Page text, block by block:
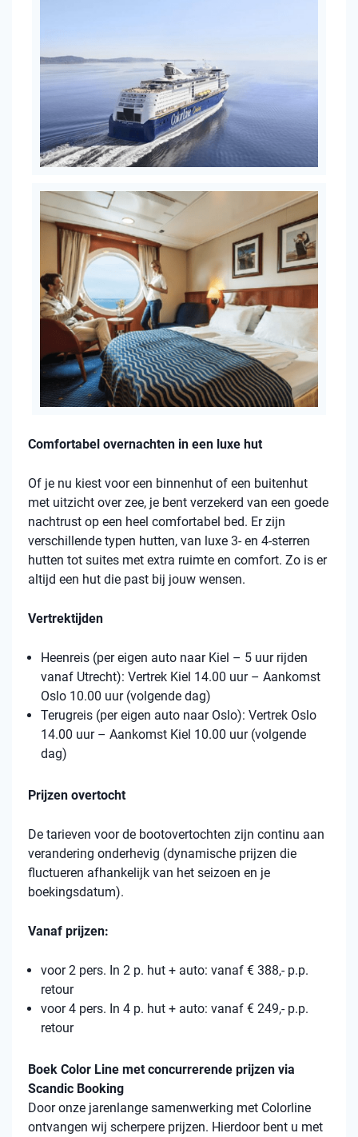
Comfortabel overnachten in een luxe hut
Of je nu kiest voor een binnenhut of een buitenhut
met uitzicht over zee, je bent verzekerd van een goede
nachtrust op een heel comfortabel bed. Er zijn
verschillende typen hutten, van luxe 3- en 4-sterren
hutten tot suites met extra ruimte en comfort. Zo is er
altijd een hut die past bij jouw wensen.
Vertrektijden
Heenreis (per eigen auto naar Kiel – 5 uur rijden
vanaf Utrecht): Vertrek Kiel 14.00 uur – Aankomst
Oslo 10.00 uur (volgende dag)
Terugreis (per eigen auto naar Oslo): Vertrek Oslo
14.00 uur – Aankomst Kiel 10.00 uur (volgende
dag)
Prijzen overtocht
De tarieven voor de bootovertochten zijn continu aan
verandering onderhevig (dynamische prijzen die
fluctueren afhankelijk van het seizoen en je
boekingsdatum).
Vanaf prijzen:
voor 2 pers. In 2 p. hut + auto: vanaf € 388,- p.p.
retour
voor 4 pers. In 4 p. hut + auto: vanaf € 249,- p.p.
retour
Boek Color Line met concurrerende prijzen via
Scandic Booking
Door onze jarenlange samenwerking met Colorline
ontvangen wij scherpere prijzen. Hierdoor bent u met